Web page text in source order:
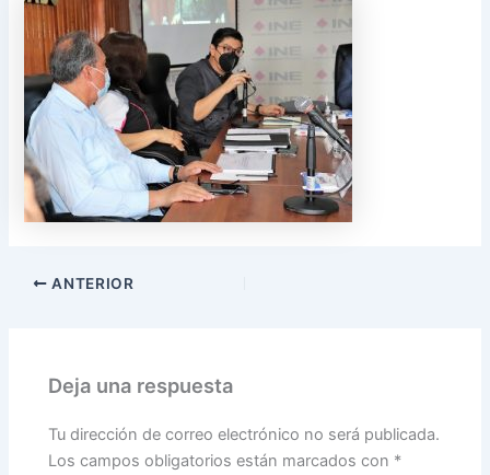
ANTERIOR
Deja una respuesta
Tu dirección de correo electrónico no será publicada.
Los campos obligatorios están marcados con *